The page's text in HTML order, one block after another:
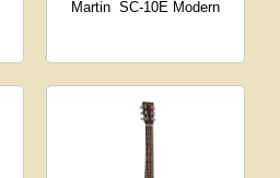
Martin SC-10E Modern